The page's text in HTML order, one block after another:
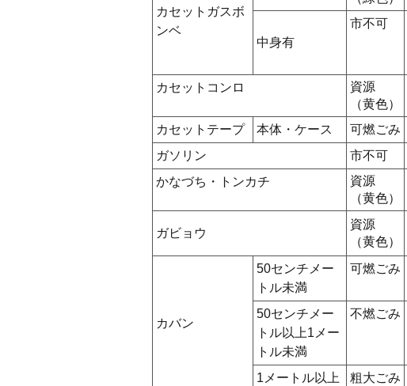
カセットガスボ
ンベ
中身有
市不可
カセットコンロ
資源
（黄色）
カセットテープ 本体・ケース
可燃ごみ
ガソリン
市不可
かなづち・トンカチ
資源
（黄色）
ガビョウ
資源
（黄色）
カバン
50センチメー
トル未満
可燃ごみ
50センチメー
トル以上1メー
トル未満
不燃ごみ
1メートル以上
粗大ごみ